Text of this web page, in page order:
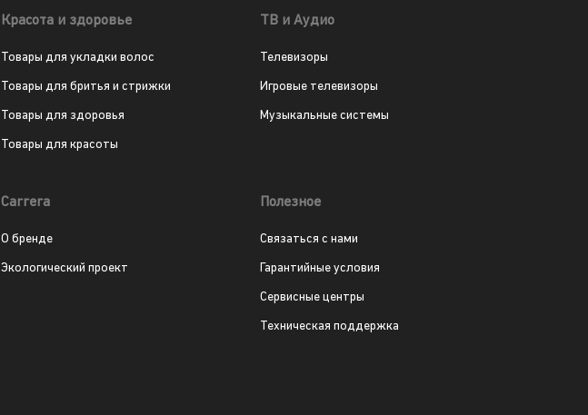
Красота и здоровье
Товары для укладки волос
Товары для бритья и стрижки
Товары для здоровья
Товары для красоты
ТВ и Аудио
Телевизоры
Игровые телевизоры
Музыкальные системы
Carrera
О бренде
Экологический проект
Полезное
Связаться с нами
Гарантийные условия
Сервисные центры
Техническая поддержка